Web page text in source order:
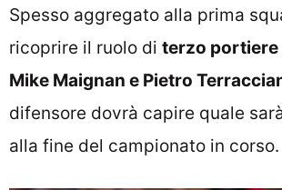
Spesso aggregato alla prima
ricoprire il ruolo di terzo portiere
Mike Maignan e Pietro
difensore dovrà capire quale
alla fine del campionato in corso.